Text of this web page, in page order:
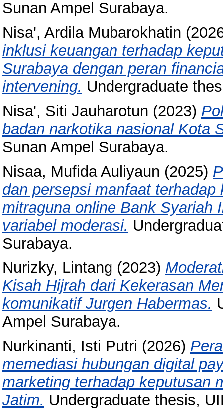
Sunan Ampel Surabaya.
Nisa', Ardila Mubarokhatin
inklusi keuangan terhadap
Surabaya dengan peran
intervening. Undergraduate
Nisa', Siti Jauharotun (2023)
badan narkotika nasional Kota
Sunan Ampel Surabaya.
Nisaa, Mufida Auliyaun (2025)
dan persepsi manfaat
mitraguna online Bank Syariah
variabel moderasi.
Surabaya.
Nurizky, Lintang (2023)
Kisah Hijrah dari Kekerasan
komunikatif Jurgen Habermas.
Ampel Surabaya.
Nurkinanti, Isti Putri (2026)
memediasi hubungan digital
marketing terhadap keputusan
Jatim. Undergraduate thesis,